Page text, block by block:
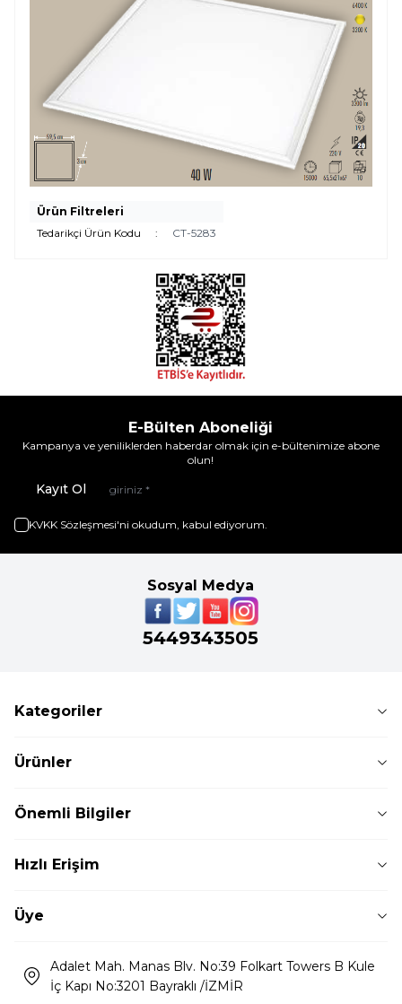
Ürün Filtreleri
Tedarikçi Ürün Kodu
: CT-5283
E-Bülten Aboneliği
Kampanya ve yeniliklerden haberdar olmak için e-bültenimize abone
olun!
Kayıt Ol
KVKK Sözleşmesi'ni okudum, kabul ediyorum.
Sosyal Medya
5449343505
Kategoriler
Ürünler
Önemli Bilgiler
Hızlı Erişim
Üye
Adalet Mah. Manas Blv. No:39 Folkart Towers B Kule
İç Kapı No:3201 Bayraklı /İZMİR